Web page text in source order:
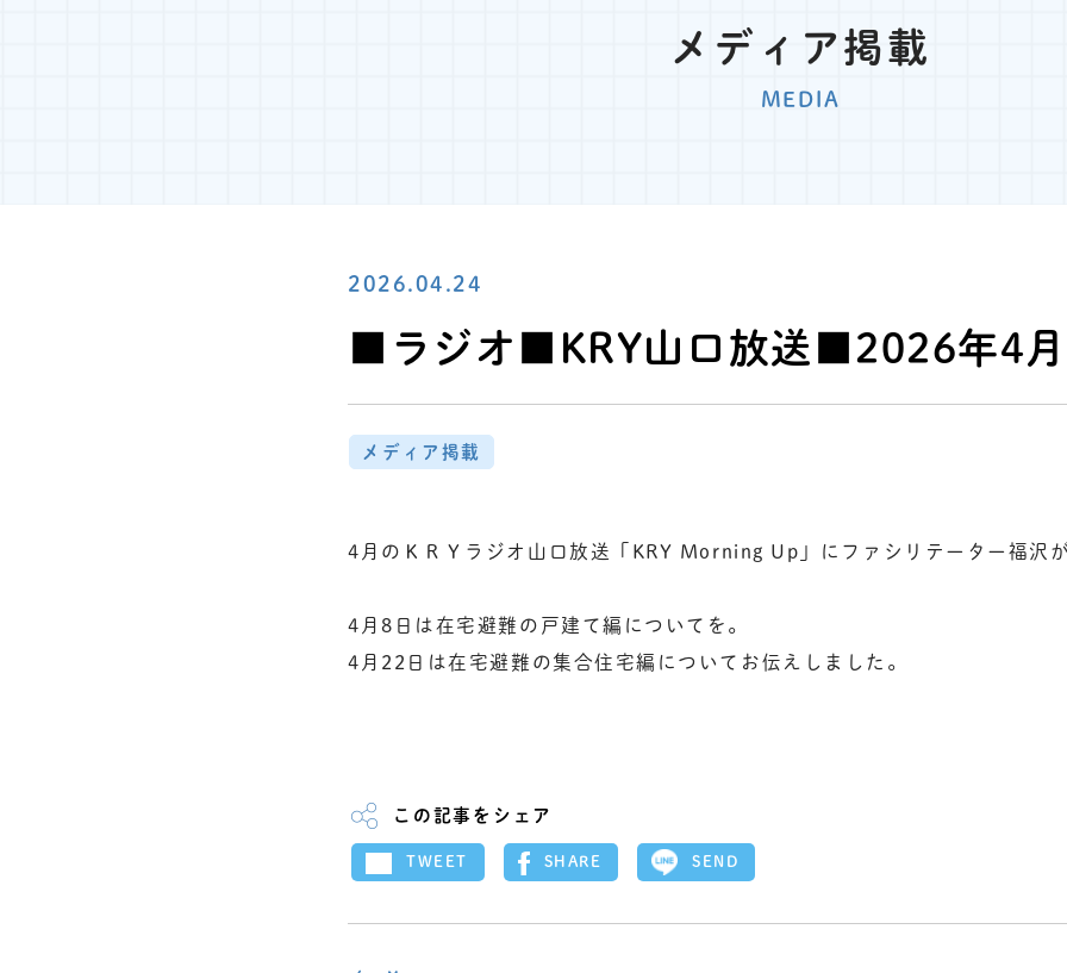
メディア掲載
MEDIA
2026.04.24
■ラジオ■KRY山口放送■2026年4
メディア掲載
4月のＫＲＹラジオ山口放送「KRY Morning Up」にファシリテーター福沢
4月8日は在宅避難の戸建て編についてを。
4月22日は在宅避難の集合住宅編についてお伝えしました。
この記事をシェア
TWEET SHARE SEND